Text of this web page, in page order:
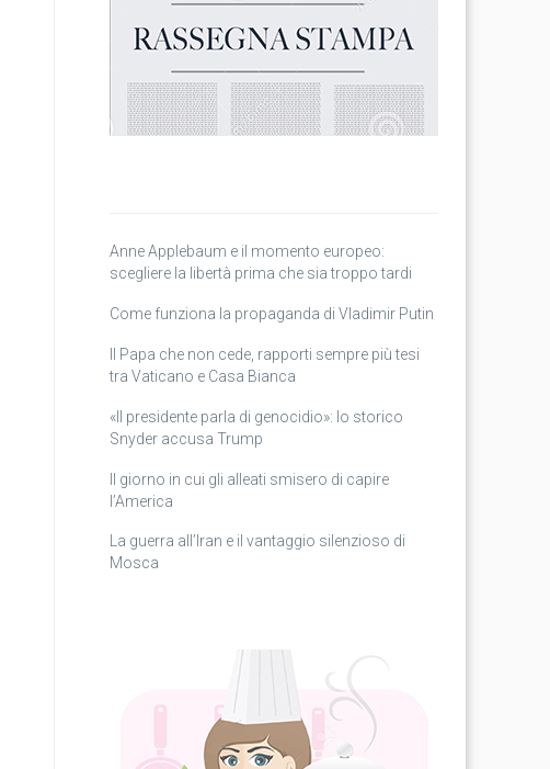
Anne Applebaum e il momento europeo:
scegliere la libertà prima che sia troppo tardi
Come funziona la propaganda di Vladimir Putin
Il Papa che non cede, rapporti sempre più tesi
tra Vaticano e Casa Bianca
«Il presidente parla di genocidio»: lo storico
Snyder accusa Trump
Il giorno in cui gli alleati smisero di capire
l’America
La guerra all’Iran e il vantaggio silenzioso di
Mosca